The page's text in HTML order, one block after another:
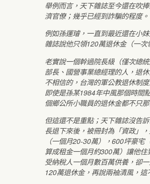
舉例而言，天下雜誌至今還在吹
濟官僚；幾乎已經到詐騙的程度。
例如孫運璿，一直到最近還在小
雜誌說他只領120萬退休金（一次
老實說一個幹過院長級（僅次總
部長、國營事業總經理的人，退
不相信的，台灣的軍公教退休制
即使是孫某1984年中風那個時間
個鄉公所小職員的退休金都不只
但這還不是重點；天下雜誌沒告
長退下來後，被冊封為「資政」
（一個月20-30萬），600坪豪宅
算成租金一個月約300萬）讓他住
受納稅人一個月數百萬供養，卻
120萬退休金，再說兩袖清風，這